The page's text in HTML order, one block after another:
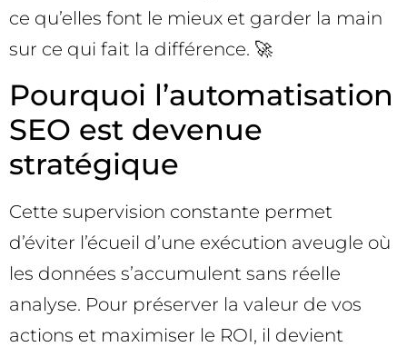
ce qu’elles font le mieux et garder la main
sur ce qui fait la différence. 🚀
Pourquoi l’automatisation
SEO est devenue
stratégique
Cette supervision constante permet
d’éviter l’écueil d’une exécution aveugle où
les données s’accumulent sans réelle
analyse. Pour préserver la valeur de vos
actions et maximiser le ROI, il devient